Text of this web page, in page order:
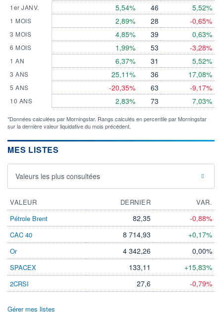
1er JANV.
1 MOIS
3 MOIS
6 MOIS
1 AN
3 ANS
5 ANS
10 ANS
5,54%
2,89%
4,85%
1,99%
6,37%
25,11%
-20,35%
2,83%
46
28
39
53
31
36
63
73
5,52%
-0,65%
0,63%
-3,28%
5,52%
17,08%
-9,17%
7,03%
*Données calculées par Morningstar. Rangs calculés en percentile par Morningstar
sur la dernière valeur liquidative du mois précédent.
MES LISTES
Valeurs les plus consultées
VALEUR DERNIER
VAR.
Pétrole Brent
82,35 -0,88%
CAC 40 8 714,93 +0,17%
Or 4 342,26 0,00%
SPACEX 133,11 +15,83%
2CRSI 27,6 -0,79%
Gérer mes listes